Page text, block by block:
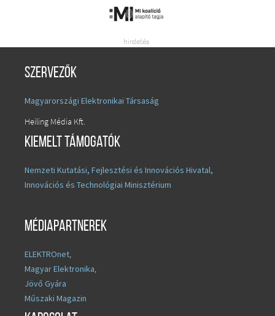
Szervezők
Magyarországi Elektronikai Társaság
Heiling Média Kft.
Kiemelt támogatók
Nemzeti Kutatási, Fejlesztési és Innovációs Hivatal,
Innovációs és Technológiai Minisztérium
Médiapartnerek
ELEKTROnet,
Magyar Elektronika,
Jövő Gyára
Műszaki Magazin